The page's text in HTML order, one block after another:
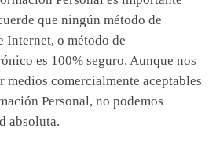
que ningún método de
Internet, o método de
es 100% seguro. Aunque nos
comercialmente aceptables
Personal, no podemos
absoluta.